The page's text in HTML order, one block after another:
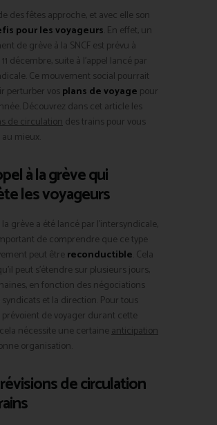
des fêtes approche, et avec elle son
pour les voyageurs . En effet, un
de grève à la SNCF est prévu à
décembre, suite à l’appel lancé par
Ce mouvement social pourrait
perturber vosplans de voyage pour
Découvrez dans cet article les
de circulationdes trains pour vous
mieux.
à la grève qui
les voyageurs
la grève a été lancé par l’intersyndicale,
de comprendre que ce type
peut être reconductible . Cela
peut s’étendre sur plusieurs jours,
en fonction des négociations
et la direction. Pour tous
de voyager durant cette
nécessite une certaineanticipation
organisation.
de circulation